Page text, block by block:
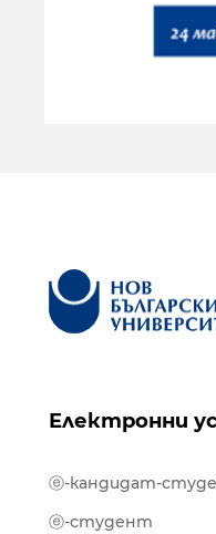
Електронни
ⓔ-кандидат-
ⓔ-студент